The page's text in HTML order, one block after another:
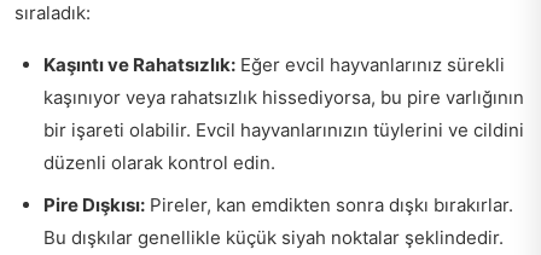
sıraladık:
Kaşıntı ve Rahatsızlık: Eğer evcil hayvanlarınız sürekli
kaşınıyor veya rahatsızlık hissediyorsa, bu pire varlığının
bir işareti olabilir. Evcil hayvanlarınızın tüylerini ve cildini
düzenli olarak kontrol edin.
Pire Dışkısı: Pireler, kan emdikten sonra dışkı bırakırlar.
Bu dışkılar genellikle küçük siyah noktalar şeklindedir.